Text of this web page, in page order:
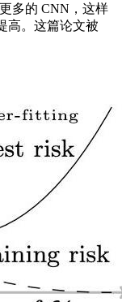
多的 CNN，这样
高。这篇论文被